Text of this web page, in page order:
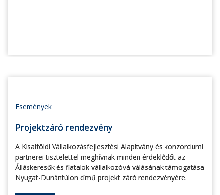
Események
Projektzáró rendezvény
A Kisalföldi Vállalkozásfejlesztési Alapítvány és konzorciumi
partnerei tisztelettel meghívnak minden érdeklődőt az
Álláskeresők és fiatalok vállalkozóvá válásának támogatása
Nyugat-Dunántúlon című projekt záró rendezvényére.